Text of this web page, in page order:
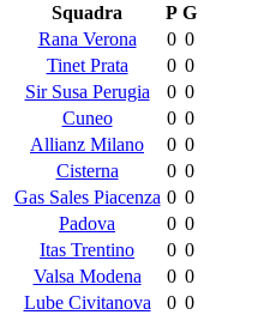
Squadra
P G
Rana Verona
0 0
Tinet Prata
0 0
Sir Susa Perugia
0 0
Cuneo
0 0
Allianz Milano
0 0
Cisterna
0 0
Gas Sales Piacenza 0 0
Padova
0 0
Itas Trentino
0 0
Valsa Modena
0 0
Lube Civitanova
0 0